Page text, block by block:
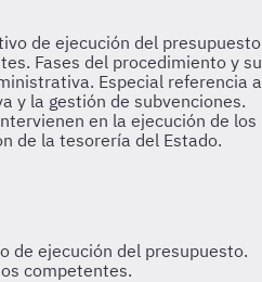
de ejecución del presupuesto.
competentes.